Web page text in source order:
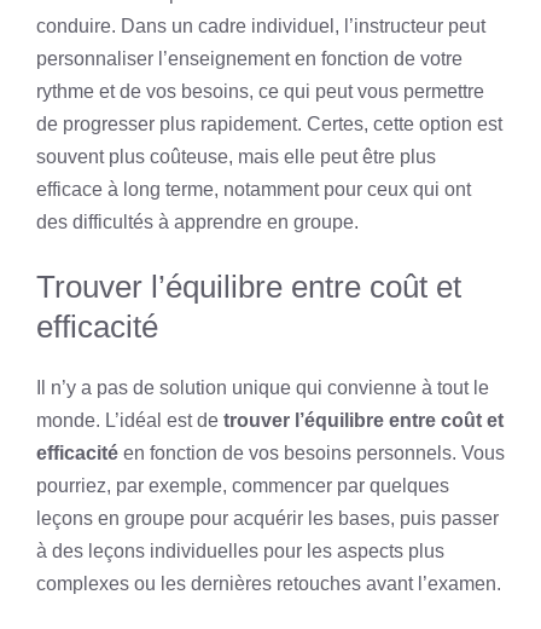
conduire. Dans un cadre individuel, l’instructeur peut
personnaliser l’enseignement en fonction de votre
rythme et de vos besoins, ce qui peut vous permettre
de progresser plus rapidement. Certes, cette option est
souvent plus coûteuse, mais elle peut être plus
efficace à long terme, notamment pour ceux qui ont
des difficultés à apprendre en groupe.
Trouver l’équilibre entre coût et
efficacité
Il n’y a pas de solution unique qui convienne à tout le
monde. L’idéal est de trouver l’équilibre entre coût et
efficacité en fonction de vos besoins personnels. Vous
pourriez, par exemple, commencer par quelques
leçons en groupe pour acquérir les bases, puis passer
à des leçons individuelles pour les aspects plus
complexes ou les dernières retouches avant l’examen.